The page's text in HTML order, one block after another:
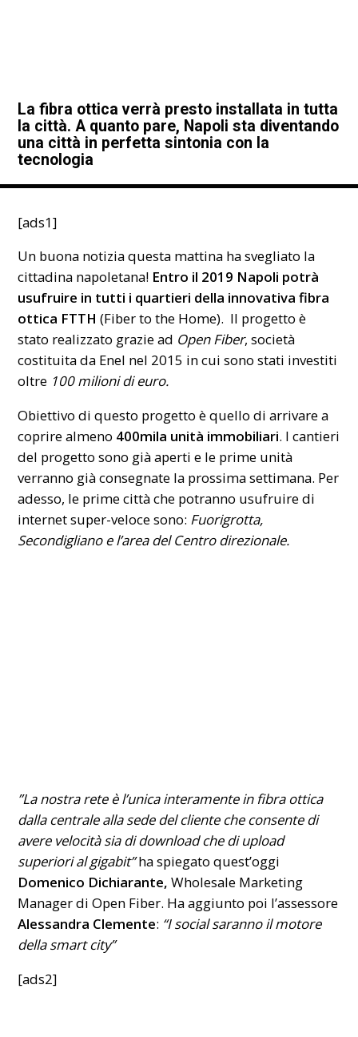
La fibra ottica verrà presto installata in tutta
la città. A quanto pare, Napoli sta diventando
una città in perfetta sintonia con la
tecnologia
[ads1]
Un buona notizia questa mattina ha svegliato la
cittadina napoletana! Entro il 2019 Napoli potrà
usufruire in tutti i quartieri della innovativa fibra
ottica FTTH (Fiber to the Home). Il progetto è
stato realizzato grazie ad Open Fiber, società
costituita da Enel nel 2015 in cui sono stati investiti
oltre 100 milioni di euro.
Obiettivo di questo progetto è quello di arrivare a
coprire almeno 400mila unità immobiliari. I cantieri
del progetto sono già aperti e le prime unità
verranno già consegnate la prossima settimana. Per
adesso, le prime città che potranno usufruire di
internet super-veloce sono: Fuorigrotta,
Secondigliano e l’area del Centro direzionale.
”La nostra rete è l’unica interamente in fibra ottica
dalla centrale alla sede del cliente che consente di
avere velocità sia di download che di upload
superiori al gigabit”ha spiegato quest’oggi
Domenico Dichiarante, Wholesale Marketing
Manager di Open Fiber. Ha aggiunto poi l’assessore
Alessandra Clemente: “I social saranno il motore
della smart city”
[ads2]